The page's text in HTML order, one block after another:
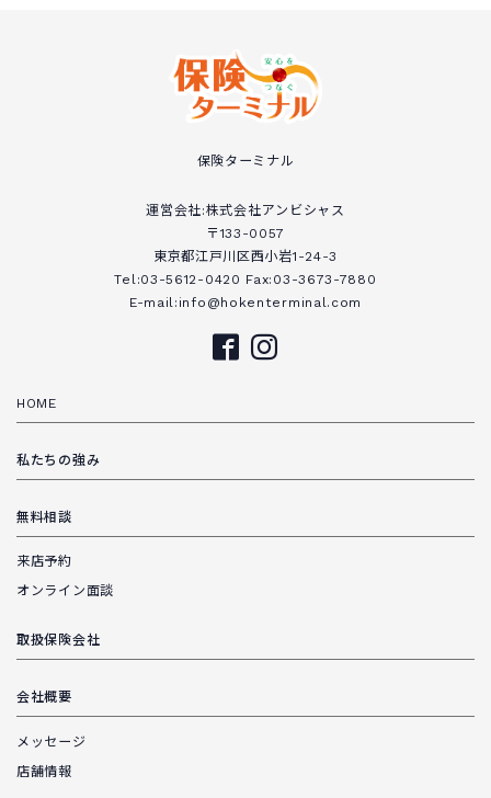
保険ターミナル
運営会社:株式会社アンビシャス
〒133-0057
東京都江戸川区西小岩1-24-3
Tel:03-5612-0420 Fax:03-3673-7880
E-mail:info@hokenterminal.com
HOME
私たちの強み
無料相談
来店予約
オンライン面談
取扱保険会社
会社概要
メッセージ
店舗情報